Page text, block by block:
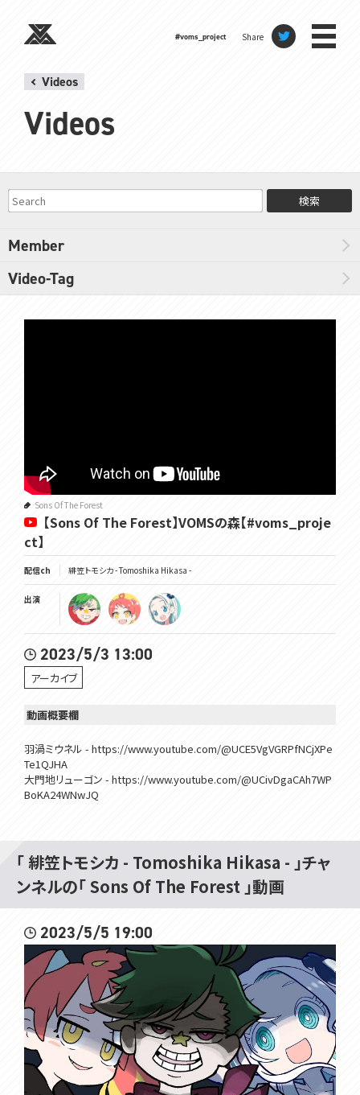
#voms_project Share
Videos
Videos
検索
Member
Video-Tag
Sons Of The Forest
【Sons Of The Forest】VOMSの森【#voms_proje
ct】
配信ch 緋笠トモシカ - Tomoshika Hikasa -
出演
2023/5/3 13:00
アーカイブ
動画概要欄
羽渦ミウネル - https://www.youtube.com/@UCE5VgVGRPfNCjXPe
Te1QJHA
大門地リューゴン - https://www.youtube.com/@UCivDgaCAh7WP
BoKA24WNwJQ
▽▽▽
はじめまして！VOMSの緋笠トモシカです！
▽毎週日曜日13時からは定期雑談配信
★9月VOMSグッズのお知らせ★
9/21の緋笠トモシカ生誕祭を祝して、記念グッズを制作いたしました！
受注生産・常設グッズとなりますので、お気軽にお買い求めください。
▼ショップページはこちら
https://voms.booth.pm
「 緋笠トモシカ - Tomoshika Hikasa - 」チャ
ンネルの「 Sons Of The Forest 」動画
2023/5/5 19:00